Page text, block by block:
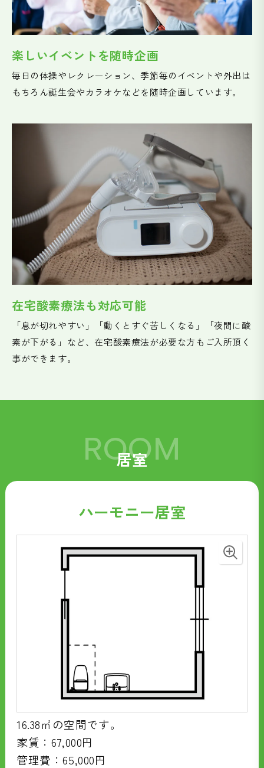
楽しいイベントを随時企画
毎日の体操やレクレーション、季節毎のイベントや外出は
もちろん誕生会やカラオケなどを随時企画しています。
在宅酸素療法も対応可能
「息が切れやすい」「動くとすぐ苦しくなる」「夜間に酸
素が下がる」など、在宅酸素療法が必要な方もご入所頂く
事ができます。
ROOM
居室
ハーモニー居室
16.38㎡の空間です。
家賃：67,000円
管理費：65,000円